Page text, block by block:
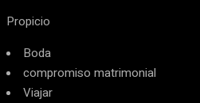
Propicio
Boda
compromiso matrimonial
Viajar